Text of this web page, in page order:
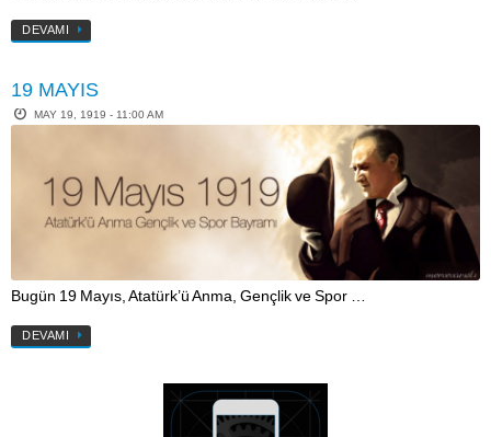
DEVAMI
19 MAYIS
MAY 19, 1919 - 11:00 AM
Bugün 19 Mayıs, Atatürk’ü Anma, Gençlik ve Spor …
DEVAMI